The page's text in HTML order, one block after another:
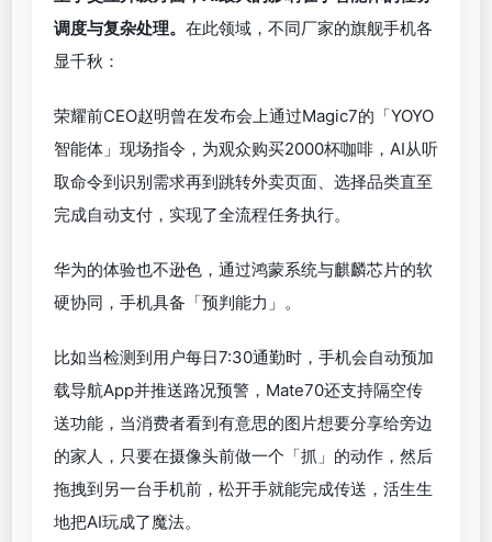
调度与复杂处理。 在此领域，不同厂家的旗舰手机各
显千秋：
荣耀前CEO赵明曾在发布会上通过Magic7的「YOYO
智能体」现场指令，为观众购买2000杯咖啡，AI从听
取命令到识别需求再到跳转外卖页面、选择品类直至
完成自动支付，实现了全流程任务执行。
华为的体验也不逊色，通过鸿蒙系统与麒麟芯片的软
硬协同，手机具备「预判能力」。
比如当检测到用户每日7:30通勤时，手机会自动预加
载导航App并推送路况预警，Mate70还支持隔空传
送功能，当消费者看到有意思的图片想要分享给旁边
的家人，只要在摄像头前做一个「抓」的动作，然后
拖拽到另一台手机前，松开手就能完成传送，活生生
地把AI玩成了魔法。